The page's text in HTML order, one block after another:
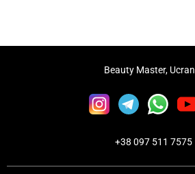
Beauty Master,
+38 097 511 7575